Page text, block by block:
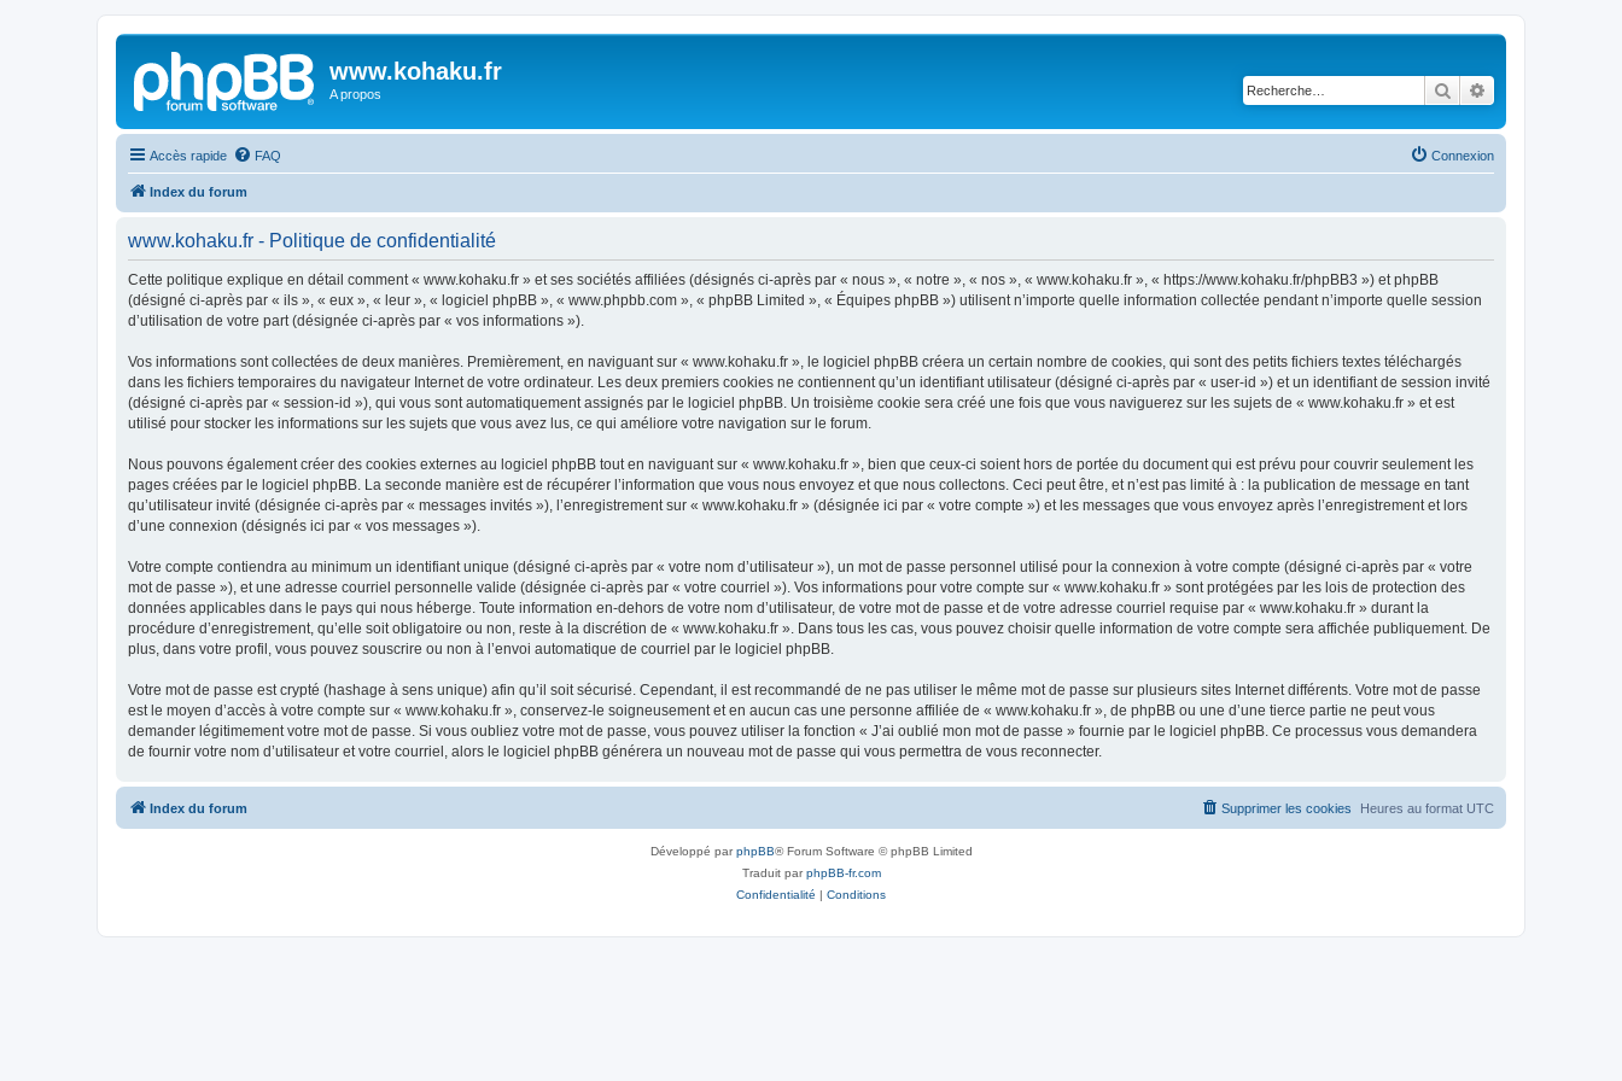
www.kohaku.fr
A propos Rechercher
Accès rapide FAQ Connexion
Index du forum
www.kohaku.fr - Politique de confidentialité
Cette politique explique en détail comment « www.kohaku.fr » et ses sociétés affiliées (désignés ci-après par « nous », « notre », « nos », « www.kohaku.fr », « https://www.kohaku.fr/phpBB3 ») et phpBB
(désigné ci-après par « ils », « eux », « leur », « logiciel phpBB », « www.phpbb.com », « phpBB Limited », « Équipes phpBB ») utilisent n’importe quelle information collectée pendant n’importe quelle session
d’utilisation de votre part (désignée ci-après par « vos informations »).
Vos informations sont collectées de deux manières. Premièrement, en naviguant sur « www.kohaku.fr », le logiciel phpBB créera un certain nombre de cookies, qui sont des petits fichiers textes téléchargés
dans les fichiers temporaires du navigateur Internet de votre ordinateur. Les deux premiers cookies ne contiennent qu’un identifiant utilisateur (désigné ci-après par « user-id ») et un identifiant de session invité
(désigné ci-après par « session-id »), qui vous sont automatiquement assignés par le logiciel phpBB. Un troisième cookie sera créé une fois que vous naviguerez sur les sujets de « www.kohaku.fr » et est
utilisé pour stocker les informations sur les sujets que vous avez lus, ce qui améliore votre navigation sur le forum.
Nous pouvons également créer des cookies externes au logiciel phpBB tout en naviguant sur « www.kohaku.fr », bien que ceux-ci soient hors de portée du document qui est prévu pour couvrir seulement les
pages créées par le logiciel phpBB. La seconde manière est de récupérer l’information que vous nous envoyez et que nous collectons. Ceci peut être, et n’est pas limité à : la publication de message en tant
qu’utilisateur invité (désignée ci-après par « messages invités »), l’enregistrement sur « www.kohaku.fr » (désignée ici par « votre compte ») et les messages que vous envoyez après l’enregistrement et lors
d’une connexion (désignés ici par « vos messages »).
Votre compte contiendra au minimum un identifiant unique (désigné ci-après par « votre nom d’utilisateur »), un mot de passe personnel utilisé pour la connexion à votre compte (désigné ci-après par « votre
mot de passe »), et une adresse courriel personnelle valide (désignée ci-après par « votre courriel »). Vos informations pour votre compte sur « www.kohaku.fr » sont protégées par les lois de protection des
données applicables dans le pays qui nous héberge. Toute information en-dehors de votre nom d’utilisateur, de votre mot de passe et de votre adresse courriel requise par « www.kohaku.fr » durant la
procédure d’enregistrement, qu’elle soit obligatoire ou non, reste à la discrétion de « www.kohaku.fr ». Dans tous les cas, vous pouvez choisir quelle information de votre compte sera affichée publiquement. De
plus, dans votre profil, vous pouvez souscrire ou non à l’envoi automatique de courriel par le logiciel phpBB.
Votre mot de passe est crypté (hashage à sens unique) afin qu’il soit sécurisé. Cependant, il est recommandé de ne pas utiliser le même mot de passe sur plusieurs sites Internet différents. Votre mot de passe
est le moyen d’accès à votre compte sur « www.kohaku.fr », conservez-le soigneusement et en aucun cas une personne affiliée de « www.kohaku.fr », de phpBB ou une d’une tierce partie ne peut vous
demander légitimement votre mot de passe. Si vous oubliez votre mot de passe, vous pouvez utiliser la fonction « J’ai oublié mon mot de passe » fournie par le logiciel phpBB. Ce processus vous demandera
de fournir votre nom d’utilisateur et votre courriel, alors le logiciel phpBB générera un nouveau mot de passe qui vous permettra de vous reconnecter.
Index du forum Heures au format UTC
Supprimer les cookies
Développé parphpBB® Forum Software © phpBB Limited
Traduit parphpBB-fr.com
Confidentialité | Conditions